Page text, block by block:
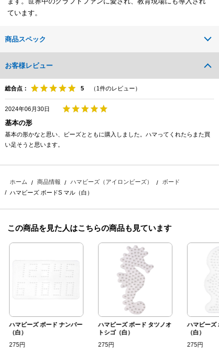
ています。
商品スペック
お客様レビュー
総合点： （ 1件のレビュー）
2024年06月30日
基本の形
基本の形かなと思い、ビーズとともに購入しました。ハマってくれたらまた買
い足そうと思います。
ホーム 商品情報 ハマビーズ（アイロンビーズ）
ボード
ハマビーズ ボードS マル（白）
この商品を見た人はこちらの商品も見ています
ハマビーズ ボード ナンバー
（白）
275円
ハマビーズ ボード タツノオ
トシゴ（白）
275円
ハマビーズ
（白）
275円